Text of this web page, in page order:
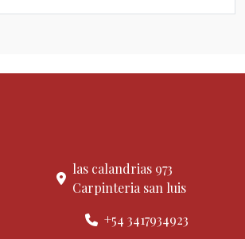
las calandrias 973
Carpinteria san luis
+54 3417934923